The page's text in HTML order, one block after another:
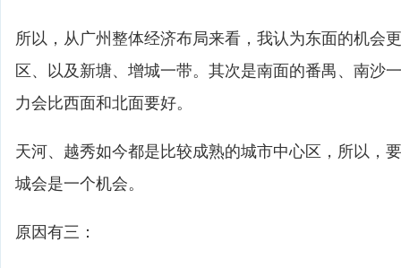
所以，从广州整体经济布局来看，我认为东面的机会
区、以及新塘、增城一带。其次是南面的番禺、南沙
力会比西面和北面要好。
天河、越秀如今都是比较成熟的城市中心区，所以，
城会是一个机会。
原因有三：